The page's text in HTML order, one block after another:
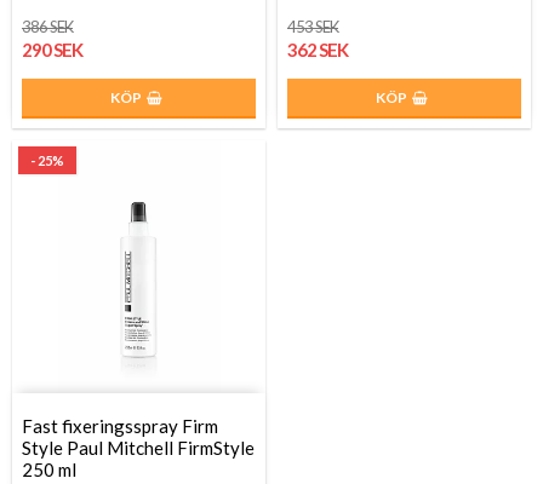
386 SEK
290 SEK
KÖP
453 SEK
362 SEK
KÖP
- 25%
Fast fixeringsspray Firm
Style Paul Mitchell FirmStyle
250 ml